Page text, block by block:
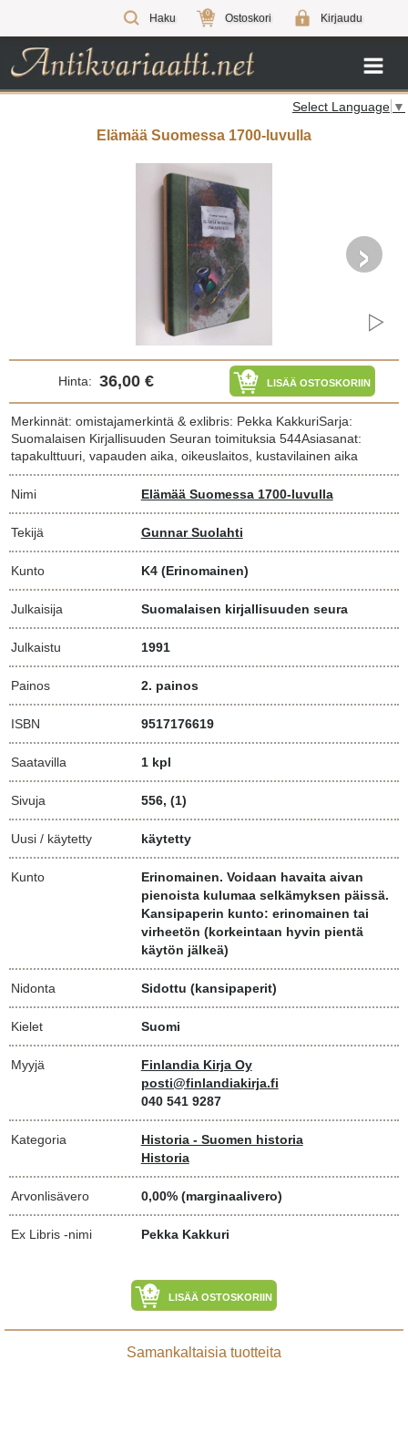
Haku 0 Ostoskori Kirjaudu
Select Language ▼
Elämää Suomessa 1700-luvulla
›
Hinta: 36,00 € LISÄÄ OSTOSKORIIN
Merkinnät: omistajamerkintä & exlibris: Pekka KakkuriSarja:
Suomalaisen Kirjallisuuden Seuran toimituksia 544Asiasanat:
tapakulttuuri, vapauden aika, oikeuslaitos, kustavilainen aika
Nimi Elämää Suomessa 1700-luvulla
Tekijä Gunnar Suolahti
Kunto K4 (Erinomainen)
Julkaisija Suomalaisen kirjallisuuden seura
Julkaistu 1991
Painos 2. painos
ISBN 9517176619
Saatavilla 1 kpl
Sivuja 556, (1)
Uusi / käytetty käytetty
Kunto
Erinomainen. Voidaan havaita aivan
pienoista kulumaa selkämyksen päissä.
Kansipaperin kunto: erinomainen tai
virheetön (korkeintaan hyvin pientä
käytön jälkeä)
Nidonta Sidottu (kansipaperit)
Kielet Suomi
Myyjä
Finlandia Kirja Oy
posti@finlandiakirja.fi
040 541 9287
Kategoria
Historia - Suomen historia
Historia
Arvonlisävero 0,00% (marginaalivero)
Ex Libris -nimi Pekka Kakkuri
LISÄÄ OSTOSKORIIN
Samankaltaisia tuotteita